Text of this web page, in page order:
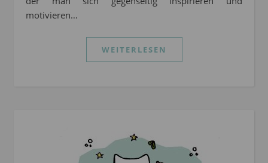
motivieren…
WEITERLESEN